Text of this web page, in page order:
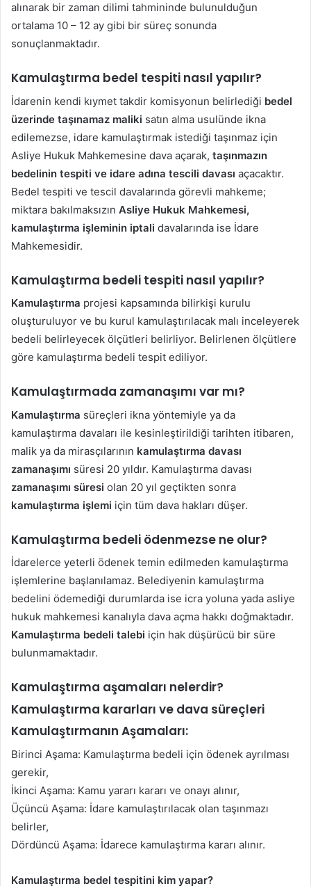
alınarak bir zaman dilimi tahmininde bulunulduğun
ortalama 10 – 12 ay gibi bir süreç sonunda
sonuçlanmaktadır.
Kamulaştırma bedel tespiti nasıl yapılır?
İdarenin kendi kıymet takdir komisyonun belirlediği bedel
üzerinde taşınamaz maliki satın alma usulünde ikna
edilemezse, idare kamulaştırmak istediği taşınmaz için
Asliye Hukuk Mahkemesine dava açarak, taşınmazın
bedelinin tespiti ve idare adına tescili davası açacaktır.
Bedel tespiti ve tescil davalarında görevli mahkeme;
miktara bakılmaksızın Asliye Hukuk Mahkemesi,
kamulaştırma işleminin iptali davalarında ise İdare
Mahkemesidir.
Kamulaştırma bedeli tespiti nasıl yapılır?
Kamulaştırma projesi kapsamında bilirkişi kurulu
oluşturuluyor ve bu kurul kamulaştırılacak malı inceleyerek
bedeli belirleyecek ölçütleri belirliyor. Belirlenen ölçütlere
göre kamulaştırma bedeli tespit ediliyor.
Kamulaştırmada zamanaşımı var mı?
Kamulaştırma süreçleri ikna yöntemiyle ya da
kamulaştırma davaları ile kesinleştirildiği tarihten itibaren,
malik ya da mirasçılarının kamulaştırma davası
zamanaşımı süresi 20 yıldır. Kamulaştırma davası
zamanaşımı süresi olan 20 yıl geçtikten sonra
kamulaştırma işlemi için tüm dava hakları düşer.
Kamulaştırma bedeli ödenmezse ne olur?
İdarelerce yeterli ödenek temin edilmeden kamulaştırma
işlemlerine başlanılamaz. Belediyenin kamulaştırma
bedelini ödemediği durumlarda ise icra yoluna yada asliye
hukuk mahkemesi kanalıyla dava açma hakkı doğmaktadır.
Kamulaştırma bedeli talebi için hak düşürücü bir süre
bulunmamaktadır.
Kamulaştırma aşamaları nelerdir?
Kamulaştırma kararları ve dava süreçleri
Kamulaştırmanın Aşamaları:
Birinci Aşama: Kamulaştırma bedeli için ödenek ayrılması
gerekir,
İkinci Aşama: Kamu yararı kararı ve onayı alınır,
Üçüncü Aşama: İdare kamulaştırılacak olan taşınmazı
belirler,
Dördüncü Aşama: İdarece kamulaştırma kararı alınır.
Kamulaştırma bedel tespitini kim yapar?